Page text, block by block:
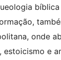
onde
e